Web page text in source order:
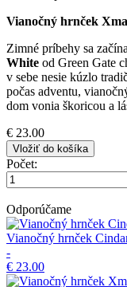
Vianočný hrnček
Zimné príbehy sa
White od Green Gate
v sebe nesie kúzlo
počas adventu,
dom vonia škoricou a
€ 23.00
Vložiť do košíka
Počet:
Odporúčame
Vianočný hrnček
-
€ 23.00